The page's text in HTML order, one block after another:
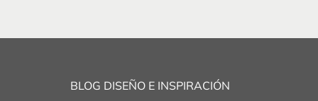
BLOG DISEÑO E INSPIRACIÓN